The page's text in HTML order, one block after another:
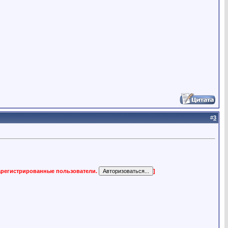
#3
пользователи. ]